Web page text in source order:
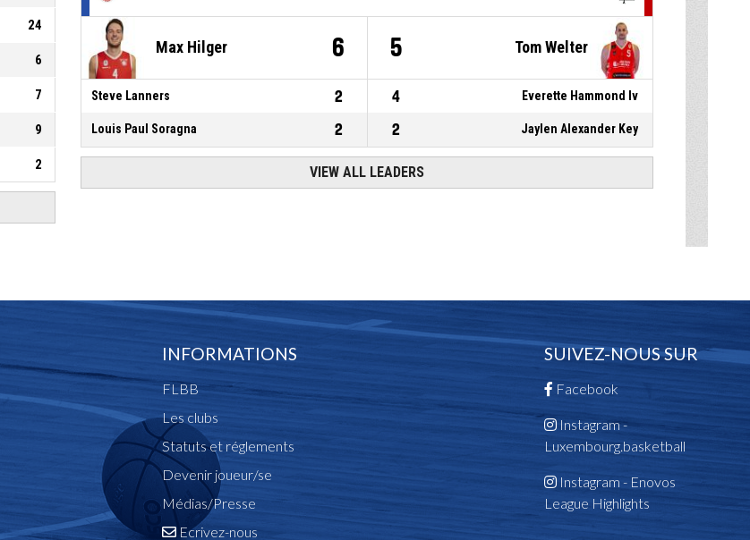
INFORMATIONS
FLBB
Les clubs
Statuts et réglements
Devenir joueur/se
Médias/Presse
Ecrivez-nous
SUIVEZ-NOUS SUR
Facebook
Instagram -
Luxembourg.basketball
Instagram - Enovos
League Highlights